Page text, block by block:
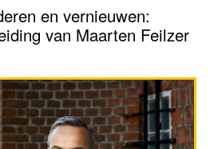
en vernieuwen:
van Maarten Feilzer